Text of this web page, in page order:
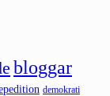
bloggar
demokrati